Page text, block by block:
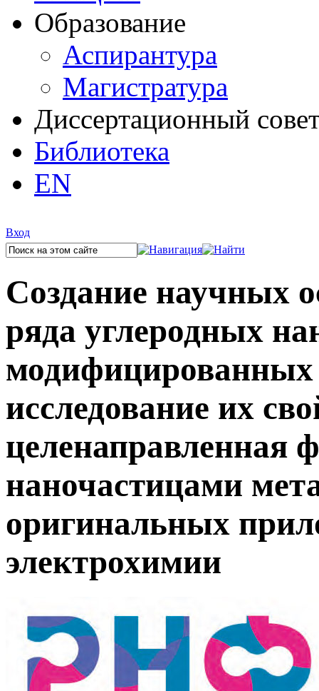
Образование
Аспирантура
Магистратура
Диссертационный
Библиотека
EN
Вход
Создание научных
ряда углеродных
модифицированных
исследование их
целенаправленная
наночастицами
оригинальных
электрохимии